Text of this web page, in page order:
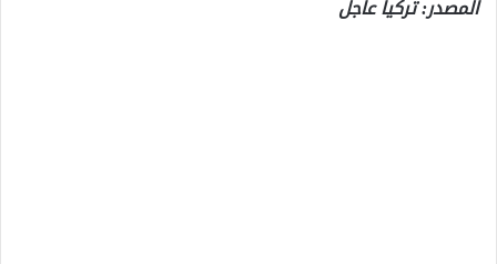
المصدر: تركيا عاجل